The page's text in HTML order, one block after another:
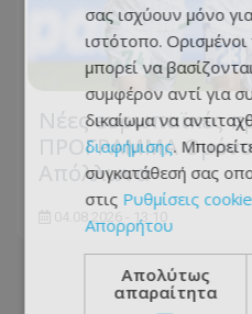
Νέες ευρωπαϊκές
ΠΡΟΓΡΑΜΜΑ
Απόλλωνα
04.08.2026 - 13:10
σας ισχύουν μόνο
ιστότοπο.
μπορεί να
συμφέρον αντί για
δικαίωμα να
διαφήμισης.
συγκατάθεσή σας
στις Ρυθμίσεις
Απορρήτου
Απολύτως
απαραίτητα